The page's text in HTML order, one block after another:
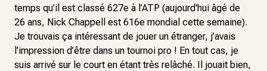
temps qu’il est classé 627e à l’ATP (aujourd'hui âgé de
26 ans, Nick Chappell est 616e mondial cette semaine).
Je trouvais ça intéressant de jouer un étranger, j’avais
l’impression d’être dans un tournoi pro ! En tout cas, je
suis arrivé sur le court en étant très relâché. Il jouait bien,